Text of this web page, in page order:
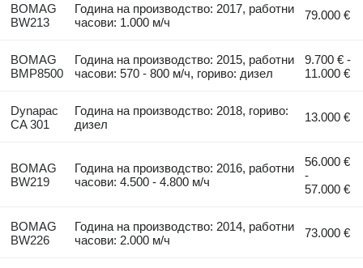
BOMAG
BW213
Година на производство: 2017, работни
часови: 1.000 м/ч
79.000 €
BOMAG
BMP8500
Година на производство: 2015, работни
часови: 570 - 800 м/ч, гориво: дизел
9.700 € -
11.000 €
Dynapac
CA 301
Година на производство: 2018, гориво:
дизел
13.000 €
BOMAG
BW219
Година на производство: 2016, работни
часови: 4.500 - 4.800 м/ч
56.000 €
-
57.000 €
BOMAG
BW226
Година на производство: 2014, работни
часови: 2.000 м/ч
73.000 €